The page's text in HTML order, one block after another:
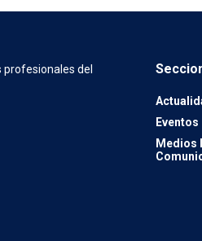
del
Eventos
Medios